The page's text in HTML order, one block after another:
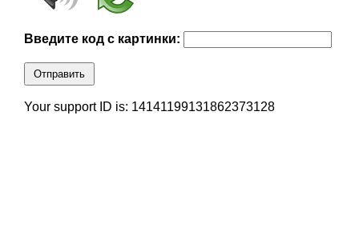
Введите код с картинки:
Отправить
Your support ID is: 14141199131862373128